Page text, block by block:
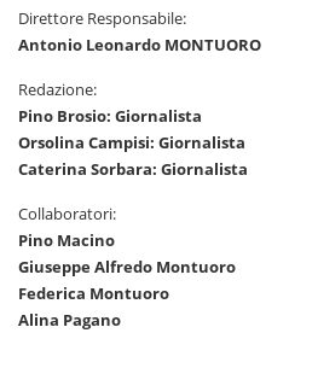
Direttore Responsabile:
Antonio Leonardo MONTUORO
Redazione:
Pino Brosio: Giornalista
Orsolina Campisi: Giornalista
Caterina Sorbara: Giornalista
Collaboratori:
Pino Macino
Giuseppe Alfredo Montuoro
Federica Montuoro
Alina Pagano